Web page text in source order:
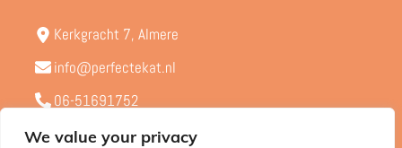
We value your privacy
Kerkgracht 7, Almere
info@perfectekat.nl
06-51691752
Kvk - 65424603